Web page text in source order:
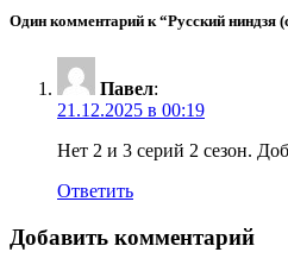
Один комментарий к “Русский ниндзя
Павел:
21.12.2025 в 00:19
Нет 2 и 3 серий 2 сезон.
Ответить
Добавить комментарий